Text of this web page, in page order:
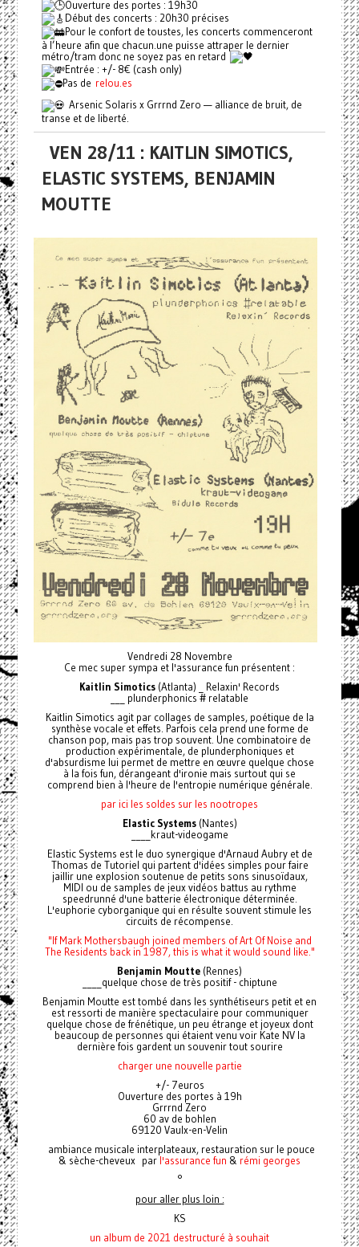
Ouverture des portes : 19h30
Début des concerts : 20h30 précises
Pour le confort de toustes, les concerts commenceront
à l’heure afin que chacun.une puisse attraper le dernier
métro/tram donc ne soyez pas en retard
Entrée : +/- 8€ (cash only)
Pas de relou.es
Arsenic Solaris x Grrrnd Zero — alliance de bruit, de
transe et de liberté.
VEN 28/11 : KAITLIN SIMOTICS,
ELASTIC SYSTEMS, BENJAMIN
MOUTTE
Vendredi 28 Novembre
Ce mec super sympa et l'assurance fun présentent :
Kaitlin Simotics (Atlanta) _ Relaxin' Records
___ plunderphonics # relatable
Kaitlin Simotics agit par collages de samples, poétique de la
synthèse vocale et effets. Parfois cela prend une forme de
chanson pop, mais pas trop souvent. Une combinatoire de
production expérimentale, de plunderphoniques et
d'absurdisme lui permet de mettre en œuvre quelque chose
à la fois fun, dérangeant d'ironie mais surtout qui se
comprend bien à l'heure de l'entropie numérique générale.
par ici les soldes sur les nootropes
Elastic Systems(Nantes)
____kraut-videogame
Elastic Systems est le duo synergique d'Arnaud Aubry et de
Thomas de Tutoriel qui partent d'idées simples pour faire
jaillir une explosion soutenue de petits sons sinusoïdaux,
MIDI ou de samples de jeux vidéos battus au rythme
speedrunné d'une batterie électronique déterminée.
L'euphorie cyborganique qui en résulte souvent stimule les
circuits de récompense.
"If Mark Mothersbaugh joined members of Art Of Noise and
The Residents back in 1987, this is what it would sound like."
Benjamin Moutte (Rennes)
____quelque chose de très positif - chiptune
Benjamin Moutte est tombé dans les synthétiseurs petit et en
est ressorti de manière spectaculaire pour communiquer
quelque chose de frénétique, un peu étrange et joyeux dont
beaucoup de personnes qui étaient venu voir Kate NV la
dernière fois gardent un souvenir tout sourire
charger une nouvelle partie
+/- 7euros
Ouverture des portes à 19h
Grrrnd Zero
60 av de bohlen
69120 Vaulx-en-Velin
ambiance musicale interplateaux, restauration sur le pouce
& sèche-cheveux par l'assurance fun & rémi georges
°
pour aller plus loin :
KS
un album de 2021 destructuré à souhait